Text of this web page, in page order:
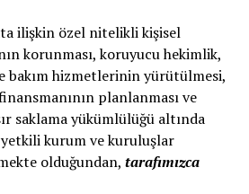
ilişkin özel nitelikli kişisel
korunması, koruyucu hekimlik,
bakım hizmetlerinin yürütülmesi,
planlanması ve
saklama yükümlülüğü altında
kurum ve kuruluşlar
olduğundan, tarafımızca